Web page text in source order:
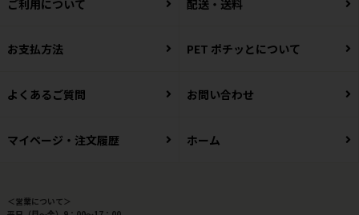
ご利用について 配送・送料
お支払方法 PET ポチッとについて
よくあるご質問 お問い合わせ
マイページ・注文履歴 ホーム
＜営業について＞